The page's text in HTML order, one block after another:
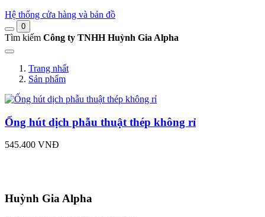
Hệ thống cửa hàng và bản đồ
0
Tìm kiếm Công ty TNHH Huỳnh Gia Alpha
Trang nhất
Sản phẩm
Ống hút dịch phẫu thuật thép không rỉ
545.400 VNĐ
Huỳnh Gia Alpha